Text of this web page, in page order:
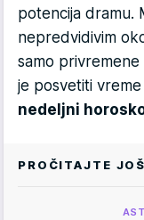
potencija dramu.
nepredvidivim
samo
je posvetiti
nedeljni
PROČITAJTE JOŠ